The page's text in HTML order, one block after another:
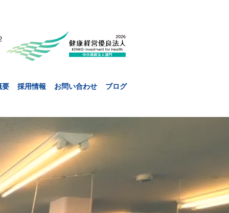
要 採用情報 お問い合わせ ブログ